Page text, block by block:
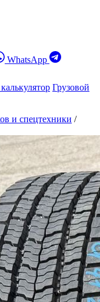
WhatsApp
Грузовой
и спецтехники /